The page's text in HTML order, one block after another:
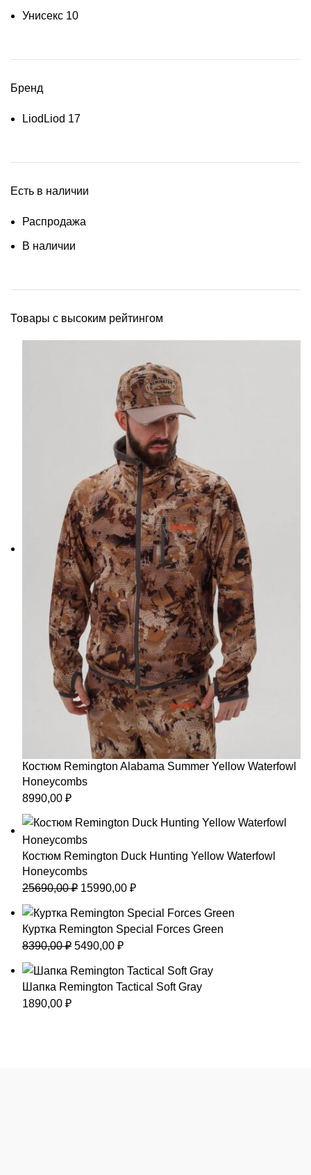
Унисекс 10
Бренд
Liod Liod 17
Есть в наличии
Распродажа
В наличии
Товары с высоким рейтингом
Костюм Remington Alabama Summer Yellow Waterfowl
Honeycombs
8990,00 ₽
Костюм Remington Duck Hunting Yellow Waterfowl
Honeycombs
25690,00₽ Первоначальная
составляла
25690,00 ₽.
15990,00 ₽Текущая
15990,00 ₽.
Куртка Remington Special Forces Green
8390,00₽ Первоначальная
составляла
5490,00 ₽Текущая
5490,00 ₽.
Шапка Remington Tactical Soft Gray
1890,00 ₽